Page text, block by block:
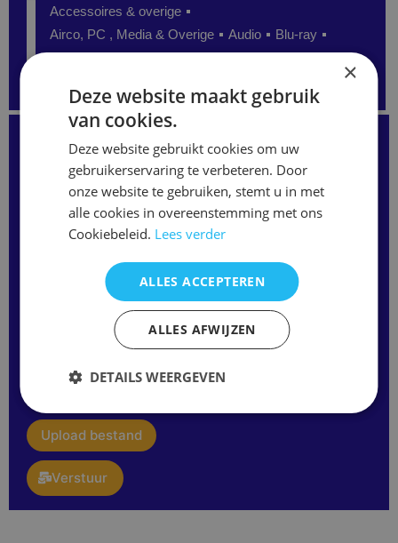
Accessoires & overige
Airco, PC , Media & Overige
Audio
Blu-ray
Kunt u de juiste afstandsbediening niet vinden?
Staat uw model niet op onze website?
Neem gerust contact met ons op
of vul het formulier hieronder in.
Wij kunnen vaak alsnog de juiste afstandsbediening
leveren.
upload
Upload bestand
Verstuur
×
Deze website maakt gebruik
van cookies.
Deze website gebruikt cookies om uw
gebruikerservaring te verbeteren. Door
onze website te gebruiken, stemt u in met
alle cookies in overeenstemming met ons
Cookiebeleid. Lees verder
ALLES ACCEPTEREN
ALLES AFWIJZEN
DETAILS WEERGEVEN